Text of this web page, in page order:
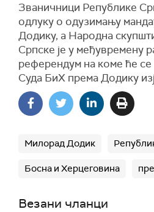
Званичници Републике
одлуку о одузимању
Додику, а Народна
Српске је у међувремену
референдум на коме ће
Суда БиХ према Додику
Милорад Додик
Босна и Херцеговина
Везани чланци